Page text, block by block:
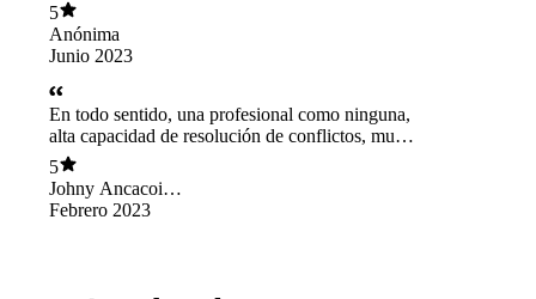
5
Anónima
Junio 2023
En todo sentido, una profesional como ninguna,
alta capacidad de resolución de conflictos, muy
empática. Realmente la Felicito.
5
Johny Ancacoi
Colicoy
Febrero 2023